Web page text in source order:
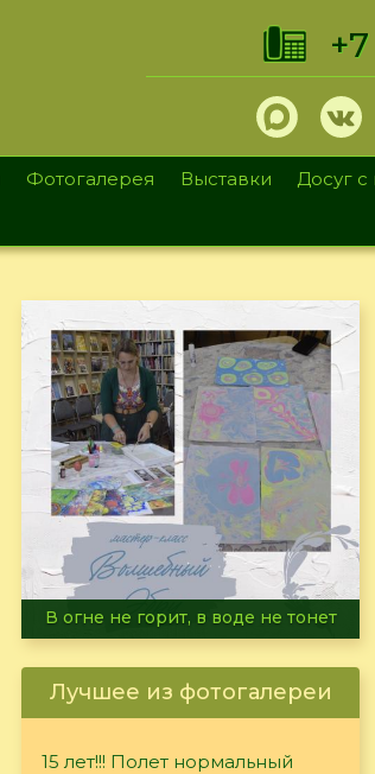
Фотогалерея Выставки
Досуг с
Летние турниры Warhammer
Лучшее из фотогалереи
15 лет!!! Полет нормальный